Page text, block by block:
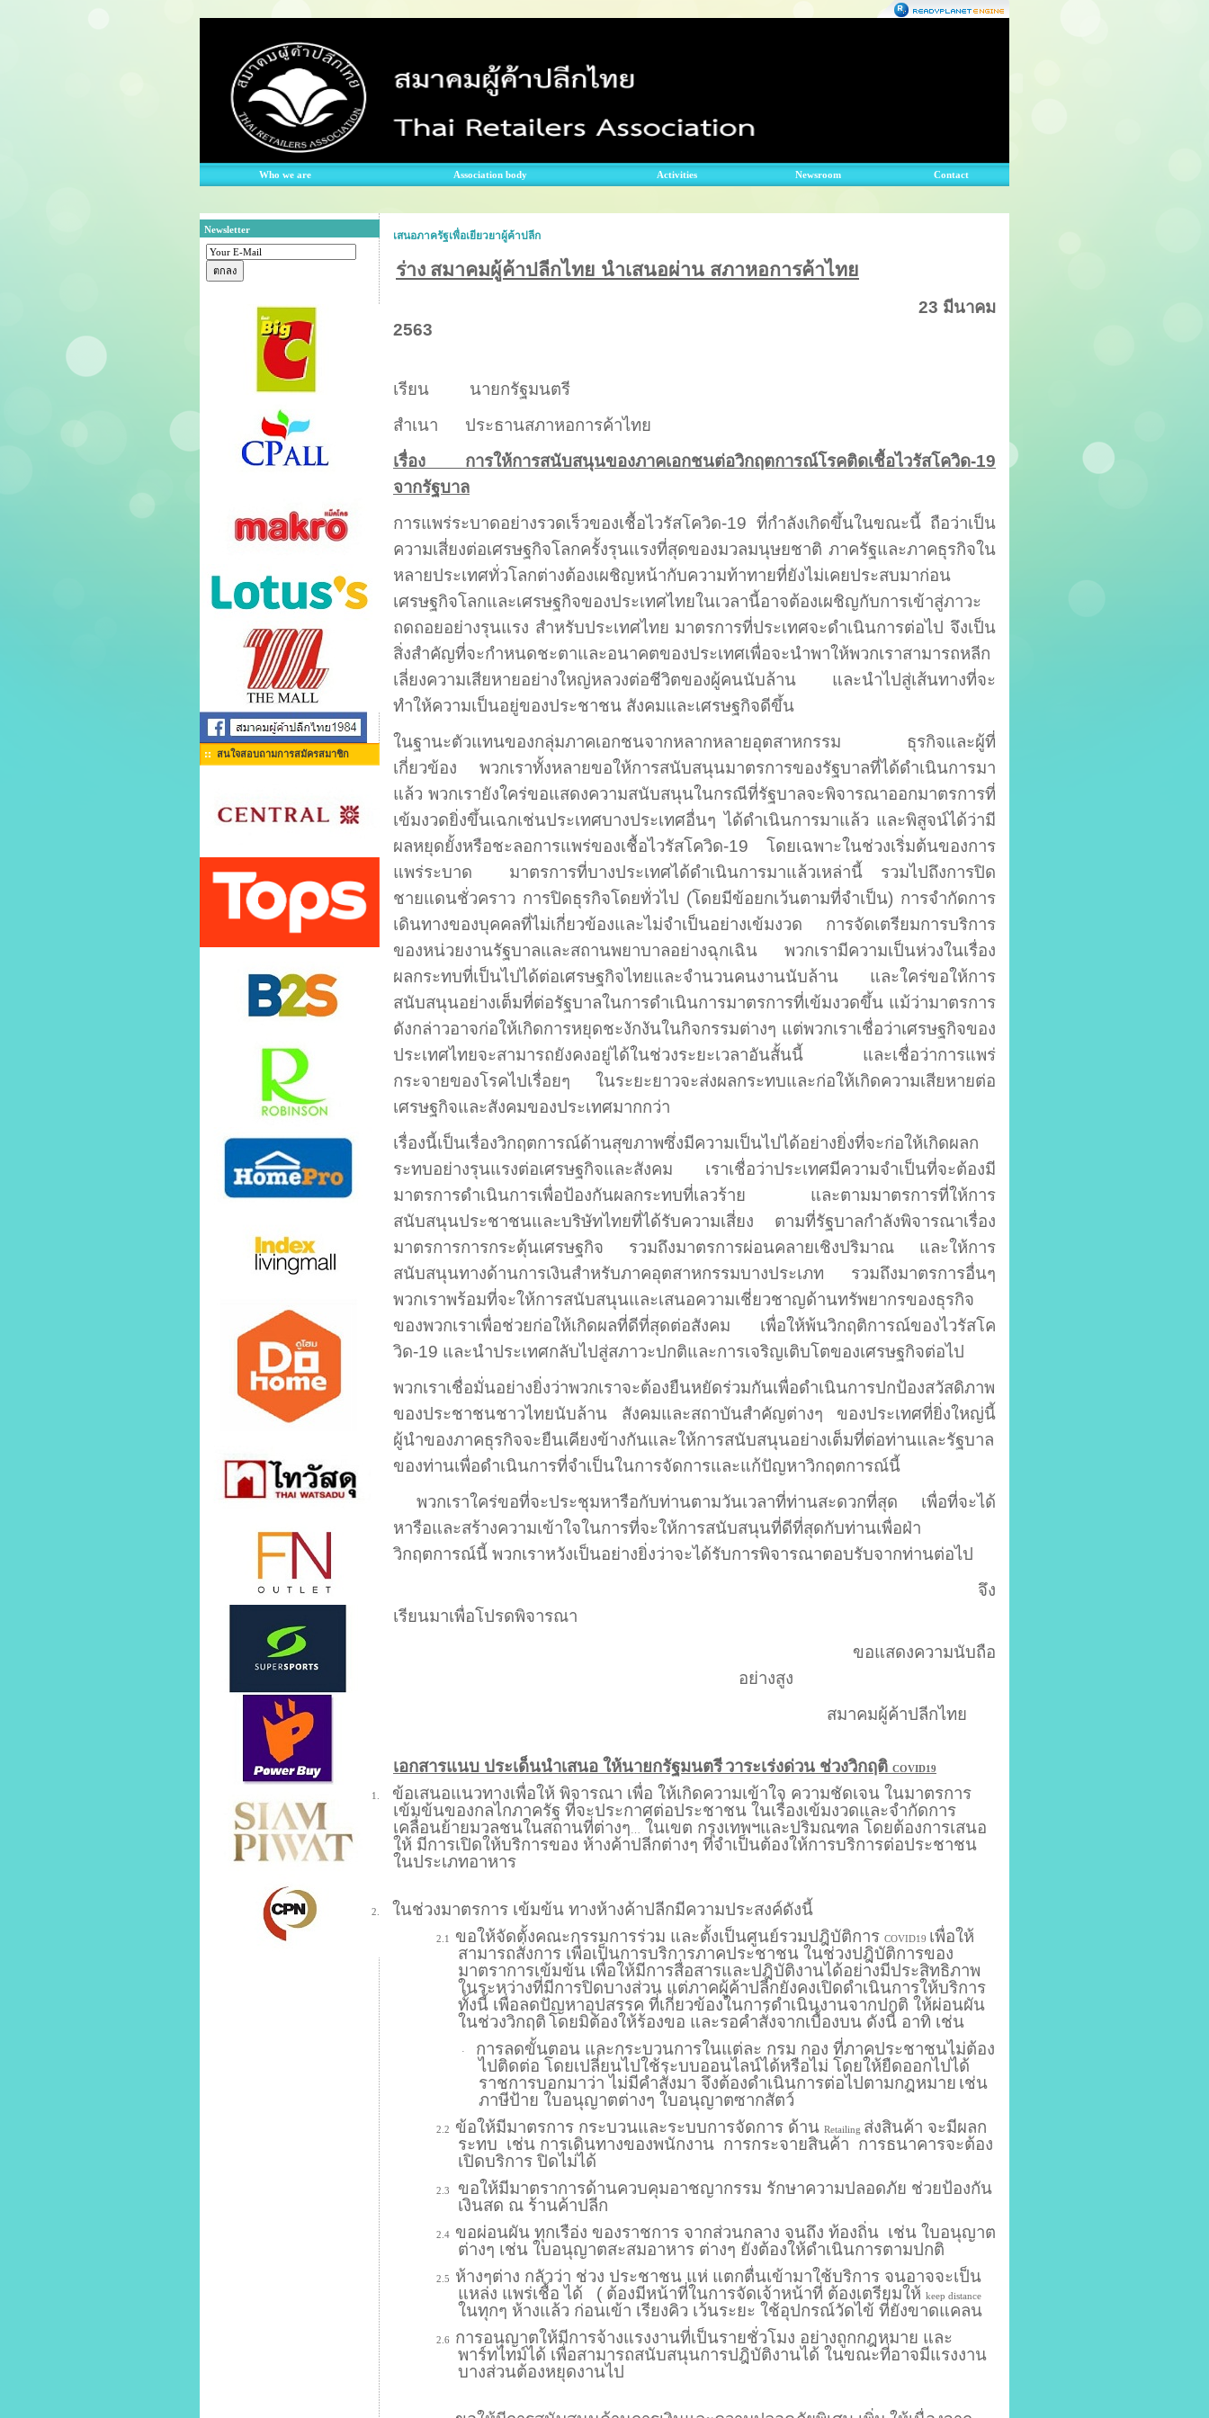
Who we are Association body Activities Newsroom Contact
Newsletter
สนใจสอบถามการสมัครสมาชิก
เสนอภาครัฐเพื่อเยียวยาผู้ค้าปลีก
ร่าง สมาคมผู้ค้าปลีกไทย นำเสนอผ่าน สภาหอการค้าไทย
23 มีนาคม
2563
เรียน
นายกรัฐมนตรี
สำเนา
ประธานสภาหอการค้าไทย
เรื่อง
การให้การสนับสนุนของภาคเอกชนต่อวิกฤตการณ์โรคติดเชื้อไวรัสโควิด-19
จากรัฐบาล
การแพร่ระบาดอย่างรวดเร็วของเชื้อไวรัสโควิด-19 ที่กำลังเกิดขึ้นในขณะนี้ ถือว่าเป็น
ความเสี่ยงต่อเศรษฐกิจโลกครั้งรุนแรงที่สุดของมวลมนุษยชาติ ภาครัฐและภาคธุรกิจใน
หลายประเทศทั่วโลกต่างต้องเผชิญหน้ากับความท้าทายที่ยังไม่เคยประสบมาก่อน
เศรษฐกิจโลกและเศรษฐกิจของประเทศไทยในเวลานี้อาจต้องเผชิญกับการเข้าสู่ภาวะ
ถดถอยอย่างรุนแรง สำหรับประเทศไทย มาตรการที่ประเทศจะดำเนินการต่อไป จึงเป็น
สิ่งสำคัญที่จะกำหนดชะตาและอนาคตของประเทศเพื่อจะนำพาให้พวกเราสามารถหลีก
เลี่ยงความเสียหายอย่างใหญ่หลวงต่อชีวิตของผู้คนนับล้าน และนำไปสู่เส้นทางที่จะ
ทำให้ความเป็นอยู่ของประชาชน สังคมและเศรษฐกิจดีขึ้น
ในฐานะตัวแทนของกลุ่มภาคเอกชนจากหลากหลายอุตสาหกรรม ธุรกิจและผู้ที่
เกี่ยวข้อง พวกเราทั้งหลายขอให้การสนับสนุนมาตรการของรัฐบาลที่ได้ดำเนินการมา
แล้ว พวกเรายังใคร่ขอแสดงความสนับสนุนในกรณีที่รัฐบาลจะพิจารณาออกมาตรการที่
เข้มงวดยิ่งขึ้นเฉกเช่นประเทศบางประเทศอื่นๆ ได้ดำเนินการมาแล้ว และพิสูจน์ได้ว่ามี
ผลหยุดยั้งหรือชะลอการแพร่ของเชื้อไวรัสโควิด-19 โดยเฉพาะในช่วงเริ่มต้นของการ
แพร่ระบาด
มาตรการที่บางประเทศได้ดำเนินการมาแล้วเหล่านี้ รวมไปถึงการปิด
ชายแดนชั่วคราว การปิดธุรกิจโดยทั่วไป (โดยมีข้อยกเว้นตามที่จำเป็น) การจำกัดการ
เดินทางของบุคคลที่ไม่เกี่ยวข้องและไม่จำเป็นอย่างเข้มงวด การจัดเตรียมการบริการ
ของหน่วยงานรัฐบาลและสถานพยาบาลอย่างฉุกเฉิน พวกเรามีความเป็นห่วงในเรื่อง
ผลกระทบที่เป็นไปได้ต่อเศรษฐกิจไทยและจำนวนคนงานนับล้าน และใคร่ขอให้การ
สนับสนุนอย่างเต็มที่ต่อรัฐบาลในการดำเนินการมาตรการที่เข้มงวดขึ้น แม้ว่ามาตรการ
ดังกล่าวอาจก่อให้เกิดการหยุดชะงักงันในกิจกรรมต่างๆ แต่พวกเราเชื่อว่าเศรษฐกิจของ
ประเทศไทยจะสามารถยังคงอยู่ได้ในช่วงระยะเวลาอันสั้นนี้ และเชื่อว่าการแพร่
กระจายของโรคไปเรื่อยๆ ในระยะยาวจะส่งผลกระทบและก่อให้เกิดความเสียหายต่อ
เศรษฐกิจและสังคมของประเทศมากกว่า
เรื่องนี้เป็นเรื่องวิกฤตการณ์ด้านสุขภาพซึ่งมีความเป็นไปได้อย่างยิ่งที่จะก่อให้เกิดผลก
ระทบอย่างรุนแรงต่อเศรษฐกิจและสังคม เราเชื่อว่าประเทศมีความจำเป็นที่จะต้องมี
มาตรการดำเนินการเพื่อป้องกันผลกระทบที่เลวร้าย และตามมาตรการที่ให้การ
สนับสนุนประชาชนและบริษัทไทยที่ได้รับความเสี่ยง ตามที่รัฐบาลกำลังพิจารณาเรื่อง
มาตรการการกระตุ้นเศรษฐกิจ รวมถึงมาตรการผ่อนคลายเชิงปริมาณ และให้การ
สนับสนุนทางด้านการเงินสำหรับภาคอุตสาหกรรมบางประเภท รวมถึงมาตรการอื่นๆ
พวกเราพร้อมที่จะให้การสนับสนุนและเสนอความเชี่ยวชาญด้านทรัพยากรของธุรกิจ
ของพวกเราเพื่อช่วยก่อให้เกิดผลที่ดีที่สุดต่อสังคม เพื่อให้พ้นวิกฤติการณ์ของไวรัสโค
วิด-19 และนำประเทศกลับไปสู่สภาวะปกติและการเจริญเติบโตของเศรษฐกิจต่อไป
พวกเราเชื่อมั่นอย่างยิ่งว่าพวกเราจะต้องยืนหยัดร่วมกันเพื่อดำเนินการปกป้องสวัสดิภาพ
ของประชาชนชาวไทยนับล้าน สังคมและสถาบันสำคัญต่างๆ ของประเทศที่ยิ่งใหญ่นี้
ผู้นำของภาคธุรกิจจะยืนเคียงข้างกันและให้การสนับสนุนอย่างเต็มที่ต่อท่านและรัฐบาล
ของท่านเพื่อดำเนินการที่จำเป็นในการจัดการและแก้ปัญหาวิกฤตการณ์นี้
พวกเราใคร่ขอที่จะประชุมหารือกับท่านตามวันเวลาที่ท่านสะดวกที่สุด เพื่อที่จะได้
หารือและสร้างความเข้าใจในการที่จะให้การสนับสนุนที่ดีที่สุดกับท่านเพื่อฝ่า
วิกฤตการณ์นี้ พวกเราหวังเป็นอย่างยิ่งว่าจะได้รับการพิจารณาตอบรับจากท่านต่อไป
จึง
เรียนมาเพื่อโปรดพิจารณา
ขอแสดงความนับถือ
อย่างสูง
สมาคมผู้ค้าปลีกไทย
เอกสารแนบ ประเด็นนำเสนอ ให้นายกรัฐมนตรีวาระเร่งด่วน ช่วงวิกฤติ COVID19
1.
ข้อเสนอแนวทางเพื่อให้ พิจารณา เพื่อ ให้เกิดความเข้าใจ ความชัดเจน ในมาตรการ
เข้มข้นของกลไกภาครัฐ ที่จะประกาศต่อประชาชน ในเรื่องเข้มงวดและจำกัดการ
เคลื่อนย้ายมวลชนในสถานที่ต่างๆ
ในเขต กรุงเทพฯและปริมณฑล โดยต้องการเสนอ
ให้ มีการเปิดให้บริการของ ห้างค้าปลีกต่างๆ ที่จำเป็นต้องให้การบริการต่อประชาชน
ในประเภทอาหาร
2. ในช่วงมาตรการ เข้มข้น ทางห้างค้าปลีกมีความประสงค์ดังนี้
2.1 ขอให้จัดตั้งคณะกรรมการร่วม และตั้งเป็นศูนย์รวมปฎิบัติการ COVID19 เพื่อให้
สามารถสั่งการ เพื่อเป็นการบริการภาคประชาชน ในช่วงปฎิบัติการของ
มาตราการเข้มข้น เพื่อให้มีการสื่อสารและปฎิบัติงานได้อย่างมีประสิทธิภาพ
ในระหว่างที่มีการปิดบางส่วน แต่ภาคผู้ค้าปลีกยังคงเปิดดำเนินการให้บริการ
ทั้งนี้ เพื่อลดปัญหาอุปสรรค ที่เกี่ยวข้องในการดำเนินงานจากปกติ ให้ผ่อนผัน
ในช่วงวิกฤติโดยมิต้องให้ร้องขอ และรอคำสั่งจากเบื้องบน ดังนี้ อาทิ เช่น
·
การลดขั้นตอน และกระบวนการในแต่ละ กรม กอง ที่ภาคประชาชนไม่ต้อง
ไปติดต่อ โดยเปลี่ยนไปใช้ระบบออนไลน์ได้หรือไม่ โดยให้ยืดออกไปได้
ราชการบอกมาว่า ไม่มีคำสั่งมา จึงต้องดำเนินการต่อไปตามกฎหมาย เช่น
ภาษีป้าย ใบอนุญาตต่างๆ ใบอนุญาตซากสัตว์
2.2 ข้อให้มีมาตรการ กระบวนและระบบการจัดการ ด้าน Retailing ส่งสินค้า จะมีผลก
ระทบ เช่น การเดินทางของพนักงาน การกระจายสินค้า การธนาคารจะต้อง
เปิดบริการ ปิดไม่ได้
2.3
ขอให้มีมาตราการด้านควบคุมอาชญากรรม รักษาความปลอดภัย ช่วยป้องกัน
เงินสด ณ ร้านค้าปลีก
2.4 ขอผ่อนผัน ทุกเรือ่ง ของราชการ จากส่วนกลาง จนถึง ท้องถิ่น เช่น ใบอนุญาต
ต่างๆ เช่น ใบอนุญาตสะสมอาหาร ต่างๆ ยังต้องให้ดำเนินการตามปกติ
2.5
ห้างๆต่าง กลัวว่า ช่วง ประชาชน แห่ แตกตื่นเข้ามาใช้บริการ จนอาจจะเป็น
แหล่ง แพร่เชื้อ ได้ ( ต้องมีหน้าที่ในการจัดเจ้าหน้าที่ ต้องเตรียมให้ keep distance
ในทุกๆ ห้างแล้ว ก่อนเข้า เรียงคิว เว้นระยะ ใช้อุปกรณ์วัดไข้ ที่ยังขาดแคลน
2.6
การอนุญาตให้มีการจ้างแรงงานที่เป็นรายชั่วโมง อย่างถูกกฎหมาย และ
พาร์ทไทม์ได้ เพื่อสามารถสนับสนุนการปฎิบัติงานได้ ในขณะที่อาจมีแรงงาน
บางส่วนต้องหยุดงานไป